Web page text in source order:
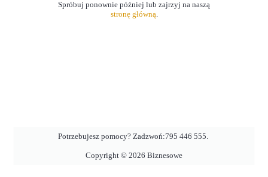
stronę główną.
Potrzebujesz pomocy? Zadzwoń:795 446 555.
Copyright © 2026 Biznesowe